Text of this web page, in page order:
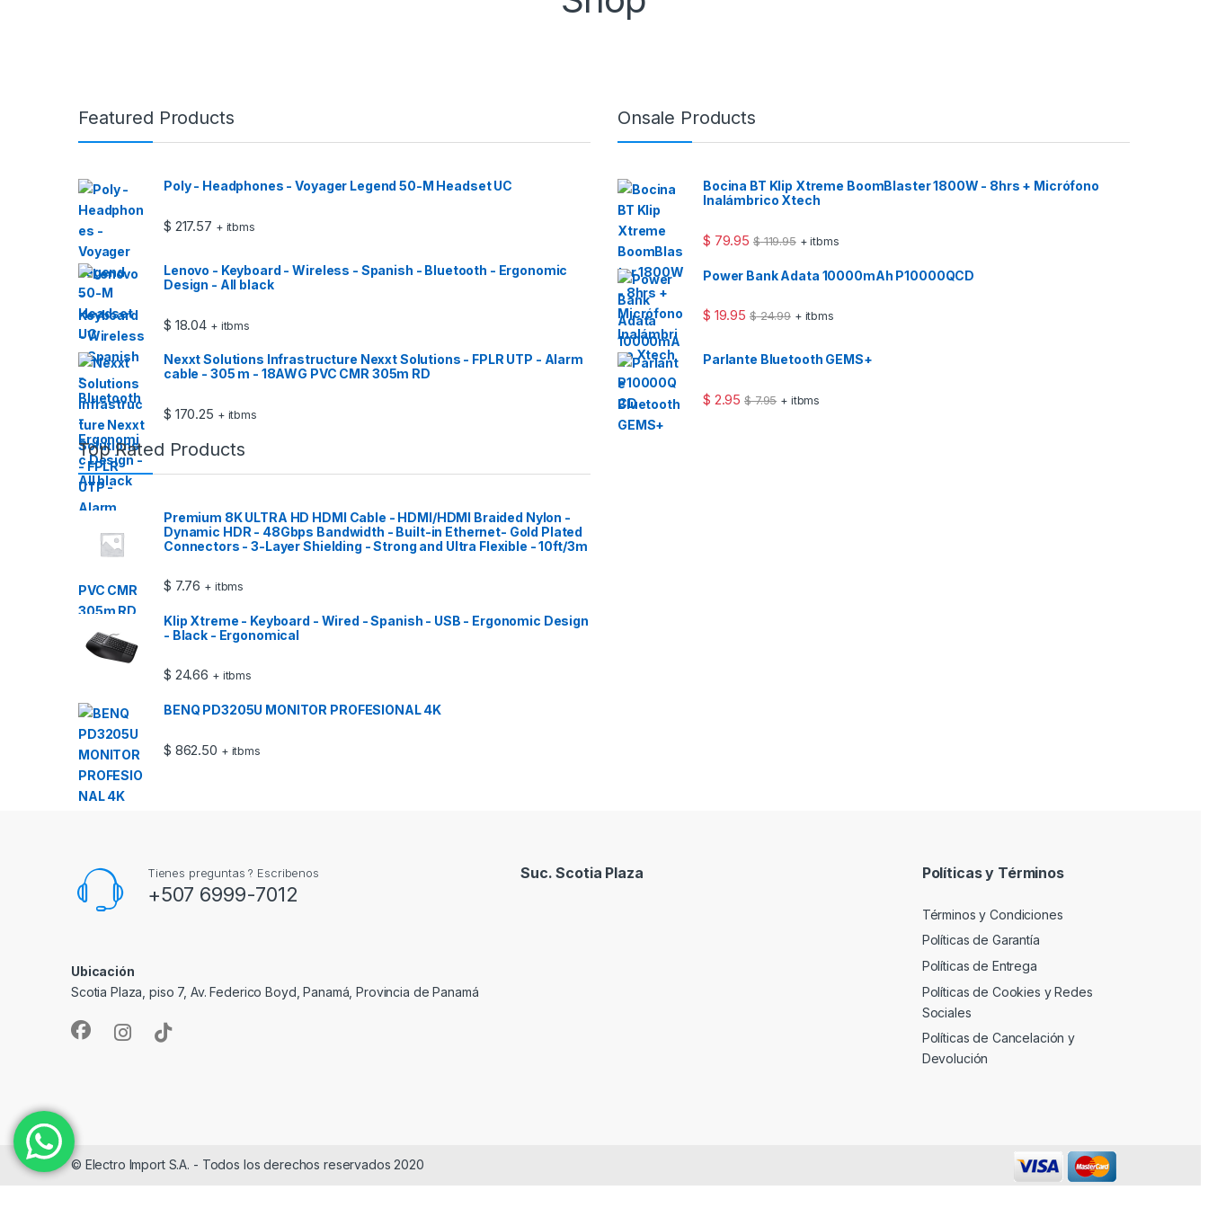
Featured Products
Poly - Headphones - Voyager Legend 50-M Headset UC
$ 217.57 + itbms
Lenovo - Keyboard - Wireless - Spanish - Bluetooth - Ergonomic
Design - All black
$ 18.04 + itbms
Nexxt Solutions Infrastructure Nexxt Solutions - FPLR UTP - Alarm
cable - 305 m - 18AWG PVC CMR 305m RD
$ 170.25 + itbms
Onsale Products
Bocina BT Klip Xtreme BoomBlaster 1800W - 8hrs + Micrófono
Inalámbrico Xtech
$ 79.95 $119.95 + itbms
Power Bank Adata 10000mAh P10000QCD
$ 19.95 $24.99 + itbms
Parlante Bluetooth GEMS+
$ 2.95 $7.95 + itbms
Top Rated Products
Premium 8K ULTRA HD HDMI Cable - HDMI/HDMI Braided Nylon -
Dynamic HDR - 48Gbps Bandwidth - Built-in Ethernet- Gold Plated
Connectors - 3-Layer Shielding - Strong and Ultra Flexible - 10ft/3m
$ 7.76 + itbms
Klip Xtreme - Keyboard - Wired - Spanish - USB - Ergonomic Design
- Black - Ergonomical
$ 24.66 + itbms
BENQ PD3205U MONITOR PROFESIONAL 4K
$ 862.50 + itbms
Tienes preguntas ? Escribenos
+507 6999-7012
Ubicación
Scotia Plaza, piso 7, Av. Federico Boyd, Panamá, Provincia de Panamá
Suc. Scotia Plaza Políticas y Términos
Términos y Condiciones
Políticas de Garantía
Políticas de Entrega
Políticas de Cookies y Redes
Sociales
Políticas de Cancelación y
Devolución
© Electro Import S.A. - Todos los derechos reservados 2020